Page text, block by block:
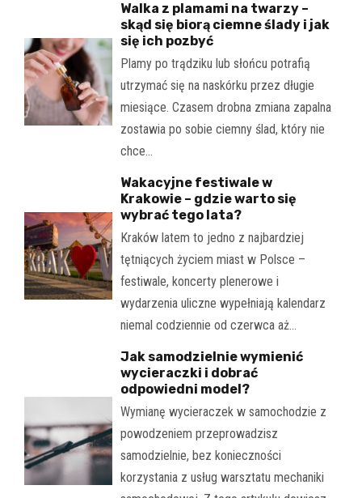
Walka z plamami na twarzy –
skąd się biorą ciemne ślady i jak
się ich pozbyć
Plamy po trądziku lub słońcu potrafią
utrzymać się na naskórku przez długie
miesiące. Czasem drobna zmiana zapalna
zostawia po sobie ciemny ślad, który nie
chce…
Wakacyjne festiwale w
Krakowie – gdzie warto się
wybrać tego lata?
Kraków latem to jedno z najbardziej
tętniących życiem miast w Polsce –
festiwale, koncerty plenerowe i
wydarzenia uliczne wypełniają kalendarz
niemal codziennie od czerwca aż…
Jak samodzielnie wymienić
wycieraczki i dobrać
odpowiedni model?
Wymianę wycieraczek w samochodzie z
powodzeniem przeprowadzisz
samodzielnie, bez konieczności
korzystania z usług warsztatu mechaniki